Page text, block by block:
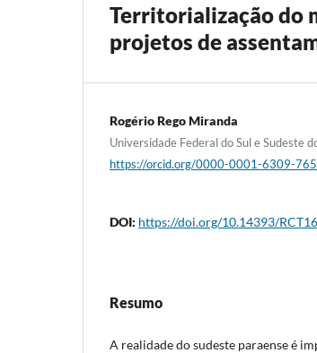
Territorialização do
projetos de
Rogério Rego Miranda
Universidade Federal do Sul e Sudeste
https://orcid.org/0000-0001-6309-
DOI: https://doi.org/10.14393/
Resumo
A realidade do sudeste paraense é